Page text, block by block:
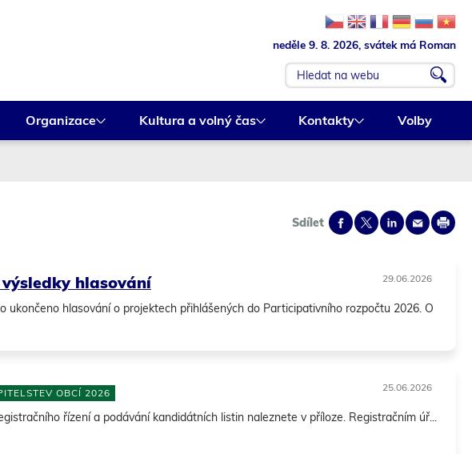
neděle 9. 8. 2026, svátek má Roman
v
y
h
d
Organizace Kultura a volný čas Kontakty Volby
Sdílet
29.06.2026
hlasování
ukončeno hlasování o projektech přihlášených do Participativního rozpočtu 2026. O
25.06.2026
OBCÍ 2026
řízení a podávání kandidátních listin naleznete v příloze. Registračním úř...